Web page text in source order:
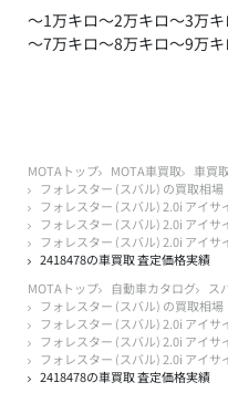
～1万キロ～2万キロ～3万キ
～7万キロ～8万キロ～9万キ
MOTAトップ MOTA車買取 車買
フォレスター (スバル) の買取相場
フォレスター (スバル) 2.0i アイサ
フォレスター (スバル) 2.0i アイサ
フォレスター (スバル) 2.0i アイサ
2418478の車買取 査定価格実績
MOTAトップ
自動車カタログ ス
フォレスター (スバル) の買取相場
フォレスター (スバル) 2.0i アイサ
フォレスター (スバル) 2.0i アイサ
フォレスター (スバル) 2.0i アイサ
2418478の車買取 査定価格実績